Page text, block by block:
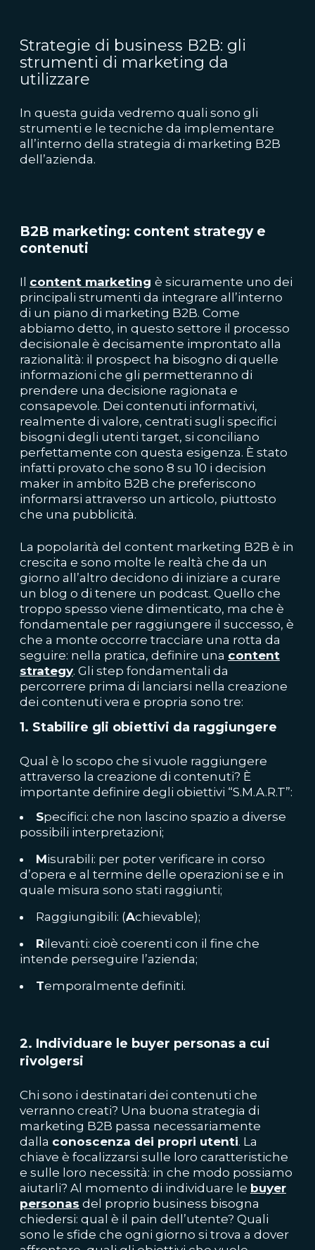
Strategie di business B2B: gli
strumenti di marketing da
utilizzare
In questa guida vedremo quali sono gli
strumenti e le tecniche da implementare
all’interno della strategia di marketing B2B
dell’azienda.
B2B marketing: content strategy e
contenuti
Il content marketing è sicuramente uno dei
principali strumenti da integrare all’interno
di un piano di marketing B2B. Come
abbiamo detto, in questo settore il processo
decisionale è decisamente improntato alla
razionalità: il prospect ha bisogno di quelle
informazioni che gli permetteranno di
prendere una decisione ragionata e
consapevole. Dei contenuti informativi,
realmente di valore, centrati sugli specifici
bisogni degli utenti target, si conciliano
perfettamente con questa esigenza. È stato
infatti provato che sono 8 su 10 i decision
maker in ambito B2B che preferiscono
informarsi attraverso un articolo, piuttosto
che una pubblicità.
La popolarità del content marketing B2B è in
crescita e sono molte le realtà che da un
giorno all’altro decidono di iniziare a curare
un blog o di tenere un podcast. Quello che
troppo spesso viene dimenticato, ma che è
fondamentale per raggiungere il successo, è
che a monte occorre tracciare una rotta da
seguire: nella pratica, definire una content
strategy. Gli step fondamentali da
percorrere prima di lanciarsi nella creazione
dei contenuti vera e propria sono tre:
1. Stabilire gli obiettivi da raggiungere
Qual è lo scopo che si vuole raggiungere
attraverso la creazione di contenuti? È
importante definire degli obiettivi “S.M.A.R.T”:
Specifici: che non lascino spazio a diverse
possibili interpretazioni;
Misurabili: per poter verificare in corso
d’opera e al termine delle operazioni se e in
quale misura sono stati raggiunti;
Raggiungibili: (Achievable);
Rilevanti: cioè coerenti con il fine che
intende perseguire l’azienda;
Temporalmente definiti.
2. Individuare le buyer personas a cui
rivolgersi
Chi sono i destinatari dei contenuti che
verranno creati? Una buona strategia di
marketing B2B passa necessariamente
dalla conoscenza dei propri utenti. La
chiave è focalizzarsi sulle loro caratteristiche
e sulle loro necessità: in che modo possiamo
aiutarli? Al momento di individuare le buyer
personas del proprio business bisogna
chiedersi: qual è il pain dell’utente? Quali
sono le sfide che ogni giorno si trova a dover